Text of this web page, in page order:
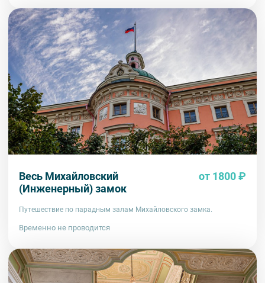
Весь Михайловский
(Инженерный) замок
от 1800 ₽
Путешествие по парадным залам Михайловского замка.
Временно не проводится